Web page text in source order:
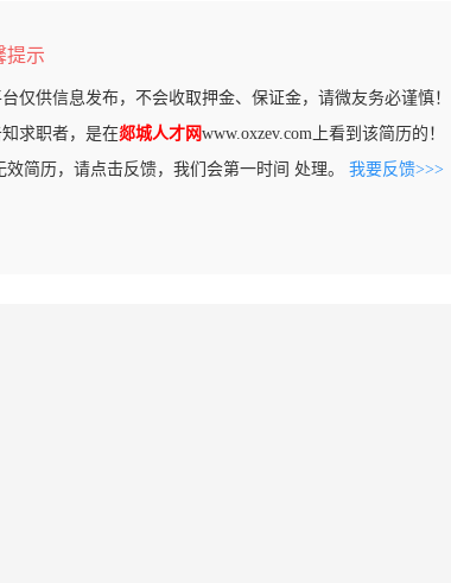
提示
仅供信息发布，不会收取押金、保证金，请微友务必谨慎！
求职者，是在郯城人才网www.oxzev.com上看到该简历的！
效简历，请点击反馈，我们会第一时间 处理。 我要反馈>>>